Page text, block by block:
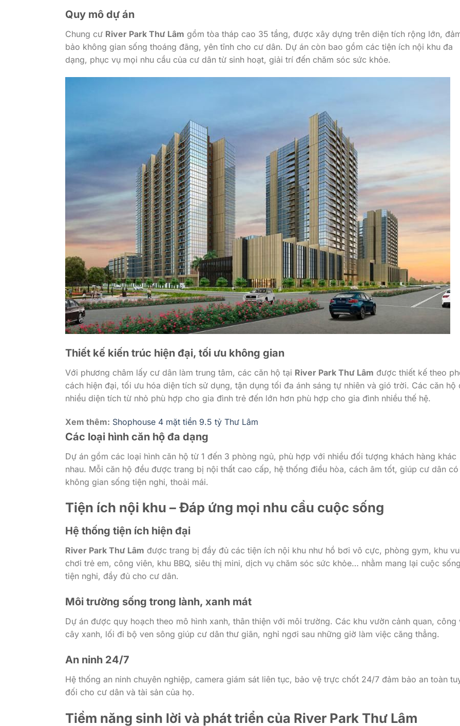
Quy mô dự án
Chung cư River Park Thư Lâm gồm tòa tháp cao 35 tầng, được xây dựng trên diện tích rộng lớn,
bảo không gian sống thoáng đãng, yên tĩnh cho cư dân. Dự án còn bao gồm các tiện ích nội khu đa
dạng, phục vụ mọi nhu cầu của cư dân từ sinh hoạt, giải trí đến chăm sóc sức khỏe.
Thiết kế kiến trúc hiện đại, tối ưu không gian
Với phương châm lấy cư dân làm trung tâm, các căn hộ tại River Park Thư Lâm được thiết kế theo
cách hiện đại, tối ưu hóa diện tích sử dụng, tận dụng tối đa ánh sáng tự nhiên và gió trời. Các căn hộ
nhiều diện tích từ nhỏ phù hợp cho gia đình trẻ đến lớn hơn phù hợp cho gia đình nhiều thế hệ.
Xem thêm: Shophouse 4 mặt tiền 9.5 tỷ Thư Lâm
Các loại hình căn hộ đa dạng
Dự án gồm các loại hình căn hộ từ 1 đến 3 phòng ngủ, phù hợp với nhiều đối tượng khách hàng khác
nhau. Mỗi căn hộ đều được trang bị nội thất cao cấp, hệ thống điều hòa, cách âm tốt, giúp cư dân có
không gian sống tiện nghi, thoải mái.
Tiện ích nội khu – Đáp ứng mọi nhu cầu cuộc sống
Hệ thống tiện ích hiện đại
River Park Thư Lâm được trang bị đầy đủ các tiện ích nội khu như hồ bơi vô cực, phòng gym, khu
chơi trẻ em, công viên, khu BBQ, siêu thị mini, dịch vụ chăm sóc sức khỏe… nhằm mang lại cuộc sống
tiện nghi, đầy đủ cho cư dân.
Môi trường sống trong lành, xanh mát
Dự án được quy hoạch theo mô hình xanh, thân thiện với môi trường. Các khu vườn cảnh quan, công
cây xanh, lối đi bộ ven sông giúp cư dân thư giãn, nghỉ ngơi sau những giờ làm việc căng thẳng.
An ninh 24/7
Hệ thống an ninh chuyên nghiệp, camera giám sát liên tục, bảo vệ trực chốt 24/7 đảm bảo an toàn
đối cho cư dân và tài sản của họ.
Tiềm năng sinh lời và phát triển của River Park Thư Lâm